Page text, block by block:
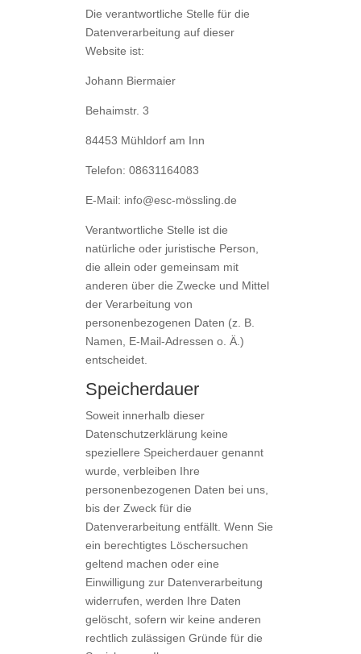
Die verantwortliche Stelle für die
Datenverarbeitung auf dieser
Website ist:
Johann Biermaier
Behaimstr. 3
84453 Mühldorf am Inn
Telefon: 08631164083
E-Mail: info@esc-mössling.de
Verantwortliche Stelle ist die
natürliche oder juristische Person,
die allein oder gemeinsam mit
anderen über die Zwecke und Mittel
der Verarbeitung von
personenbezogenen Daten (z. B.
Namen, E-Mail-Adressen o. Ä.)
entscheidet.
Speicherdauer
Soweit innerhalb dieser
Datenschutzerklärung keine
speziellere Speicherdauer genannt
wurde, verbleiben Ihre
personenbezogenen Daten bei uns,
bis der Zweck für die
Datenverarbeitung entfällt. Wenn Sie
ein berechtigtes Löschersuchen
geltend machen oder eine
Einwilligung zur Datenverarbeitung
widerrufen, werden Ihre Daten
gelöscht, sofern wir keine anderen
rechtlich zulässigen Gründe für die